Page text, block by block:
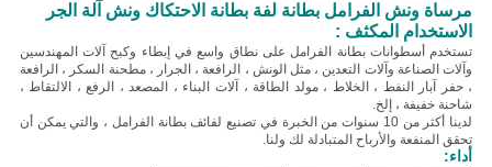
مرساة ونش الفرامل بطانة لفة بطانة الاحتكاك ونش آلة الجر
الاستخدام المكثف :
تستخدم أسطوانات بطانة الفرامل على نطاق واسع في إبطاء وكبح آلات المهندسين
وآلات الصناعة وآلات التعدين ، مثل الونش ، الرافعة ، الجرار ، مطحنة السكر ، الرافعة
، حفر آبار النفط ، الخلاط ، مولد الطاقة ، آلات البناء ، المصعد ، الرفع ، الالتقاط ،
شاحنة خفيفة ، إلخ.
لدينا أكثر من 10 سنوات من الخبرة في تصنيع لفائف بطانة الفرامل ، والتي يمكن أن
تحقق المنفعة والأرباح المتبادلة لك ولنا.
أداء: